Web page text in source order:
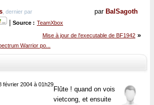
par BalSagoth
, dernier par
Source : TeamXbox
Mise à jour de l'executable de BF1942 »
Warrior po...
février 2004 à 01h29
Flûte ! quand on vois
vietcong, et ensuite